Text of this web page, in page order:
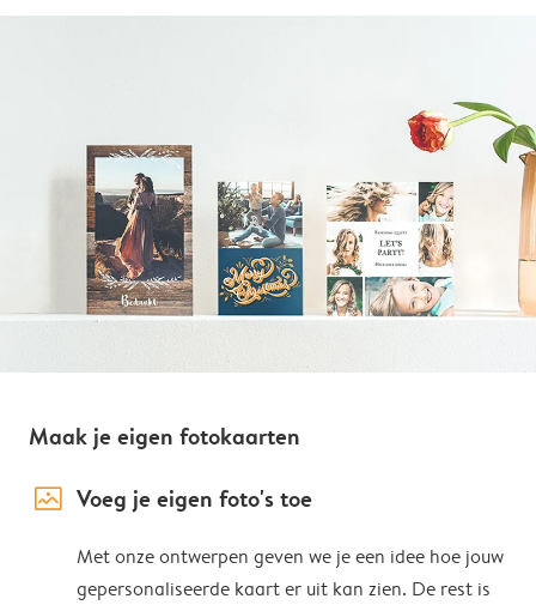
Maak je eigen fotokaarten
image_placeholder Voeg je eigen foto's toe
Met onze ontwerpen geven we je een idee hoe jouw
gepersonaliseerde kaart er uit kan zien. De rest is